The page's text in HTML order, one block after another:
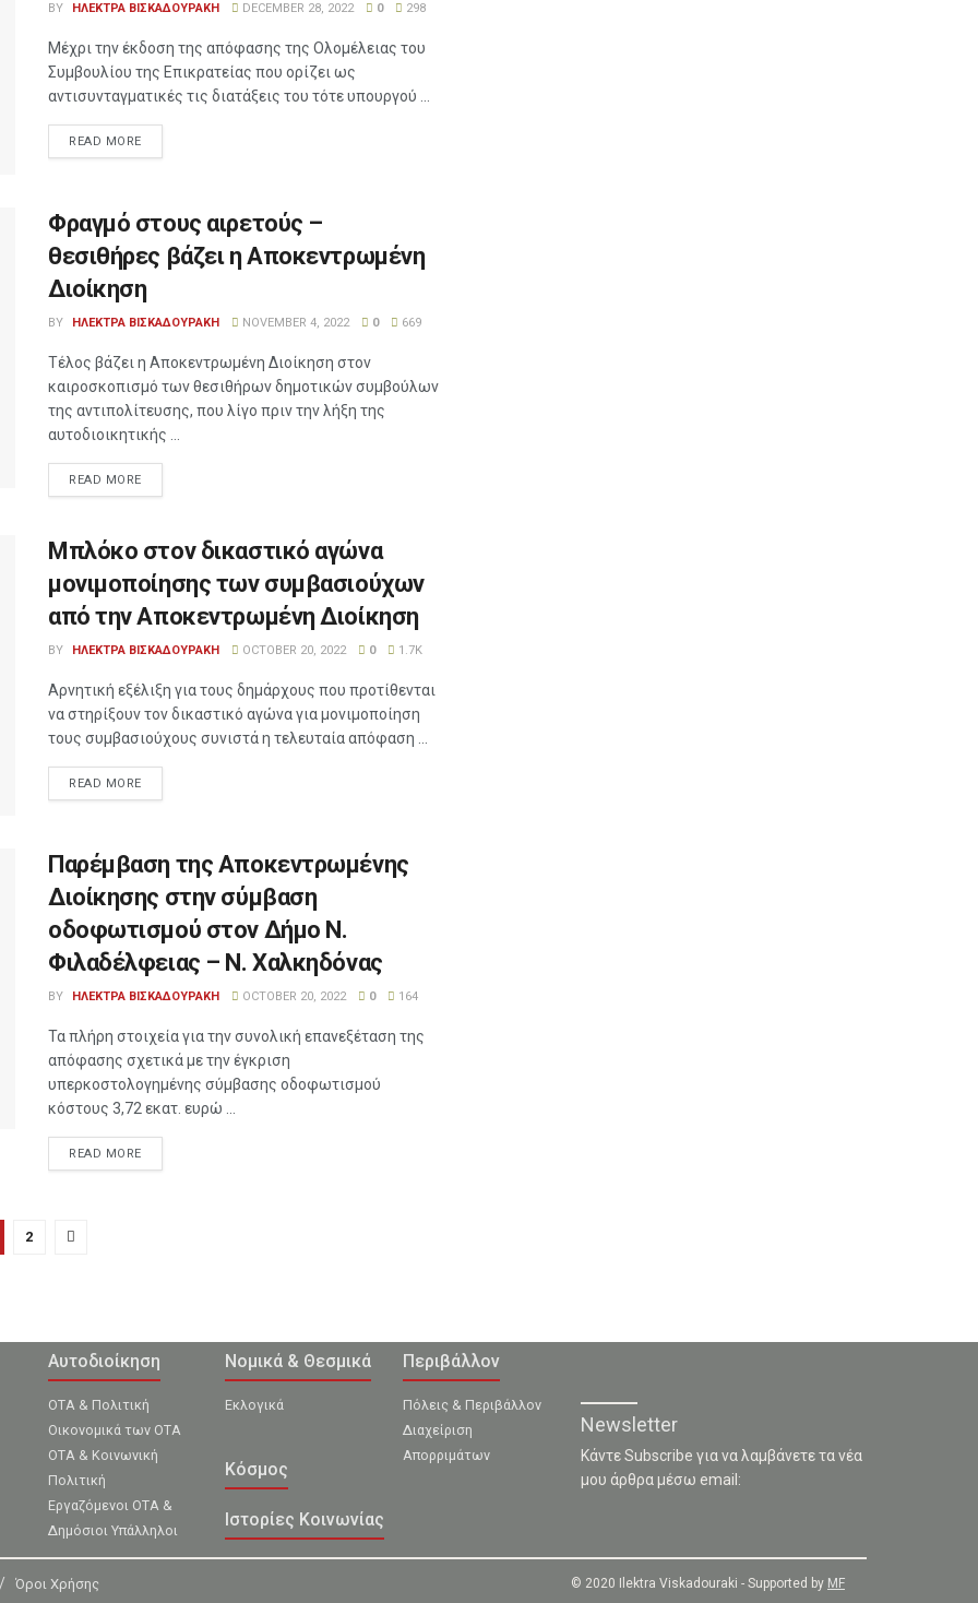
BY ΗΛΕΚΤΡΑ ΒΙΣΚΑΔΟΥΡΑΚΗ DECEMBER 28, 2022 0 298
Μέχρι την έκδοση της απόφασης της Ολομέλειας του
Συμβουλίου της Επικρατείας που ορίζει ως
αντισυνταγματικές τις διατάξεις του τότε υπουργού ...
READ MORE
Φραγμό στους αιρετούς –
θεσιθήρες βάζει η Αποκεντρωμένη
Διοίκηση
BY ΗΛΕΚΤΡΑ ΒΙΣΚΑΔΟΥΡΑΚΗ NOVEMBER 4, 2022 0 669
Τέλος βάζει η Αποκεντρωμένη Διοίκηση στον
καιροσκοπισμό των θεσιθήρων δημοτικών συμβούλων
της αντιπολίτευσης, που λίγο πριν την λήξη της
αυτοδιοικητικής ...
READ MORE
Μπλόκο στον δικαστικό αγώνα
μονιμοποίησης των συμβασιούχων
από την Αποκεντρωμένη Διοίκηση
BY ΗΛΕΚΤΡΑ ΒΙΣΚΑΔΟΥΡΑΚΗ OCTOBER 20, 2022 0 1.7K
Αρνητική εξέλιξη για τους δημάρχους που προτίθενται
να στηρίξουν τον δικαστικό αγώνα για μονιμοποίηση
τους συμβασιούχους συνιστά η τελευταία απόφαση ...
READ MORE
Παρέμβαση της Αποκεντρωμένης
Διοίκησης στην σύμβαση
οδοφωτισμού στον Δήμο Ν.
Φιλαδέλφειας – Ν. Χαλκηδόνας
BY ΗΛΕΚΤΡΑ ΒΙΣΚΑΔΟΥΡΑΚΗ OCTOBER 20, 2022 0 164
Τα πλήρη στοιχεία για την συνολική επανεξέταση της
απόφασης σχετικά με την έγκριση
υπερκοστολογημένης σύμβασης οδοφωτισμού
κόστους 3,72 εκατ. ευρώ ...
READ MORE
2
Αυτοδιοίκηση
ΟΤΑ & Πολιτική
Οικονομικά των ΟΤΑ
ΟΤΑ & Κοινωνική
Πολιτική
Εργαζόμενοι ΟΤΑ &
Δημόσιοι Υπάλληλοι
Νομικά & Θεσμικά
Εκλογικά
Κόσμος
Ιστορίες Κοινωνίας
Περιβάλλον
Πόλεις & Περιβάλλον
Διαχείριση
Απορριμάτων
Newsletter
Κάντε Subscribe για να λαμβάνετε τα νέα
μου άρθρα μέσω email:
Όροι Χρήσης © 2020 Ilektra Viskadouraki - Supported by MF